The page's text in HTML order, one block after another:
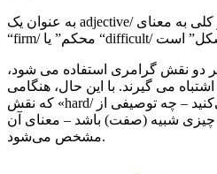
به عنوان یک adjective/ صفت، به طور کلی به معنای “solid/ محکم”،
هر دو نقش گرامری استفاده می شود،
می گیرند. با این حال، هنگامی
که نقش «hard/ سخت» را در جمله ایفا می‌کنید – چه توصیفی از
چیزی شبیه (صفت) باشد – معنای آن
مشخص می‌شود.